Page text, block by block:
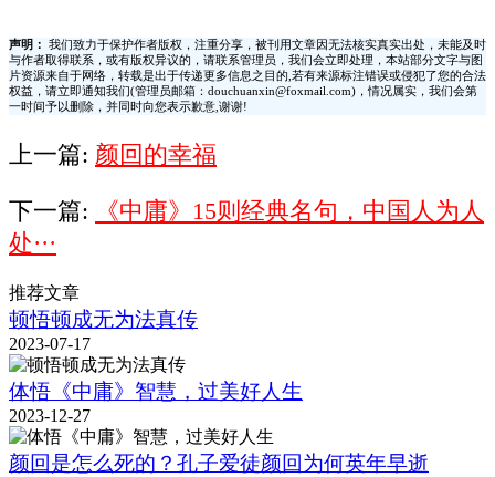
声明：
我们致力于保护作者版权，注重分享，被刊用文章因无法核实真实出处，未能及时
与作者取得联系，或有版权异议的，请联系管理员，我们会立即处理，本站部分文字与图
片资源来自于网络，转载是出于传递更多信息之目的,若有来源标注错误或侵犯了您的合法
权益，请立即通知我们(管理员邮箱：douchuanxin@foxmail.com)，情况属实，我们会第
一时间予以删除，并同时向您表示歉意,谢谢!
上一篇: 颜回的幸福
下一篇:
《中庸》15则经典名句，中国人为人
处···
推荐文章
顿悟顿成无为法真传
2023-07-17
体悟《中庸》智慧，过美好人生
2023-12-27
颜回是怎么死的？孔子爱徒颜回为何英年早逝